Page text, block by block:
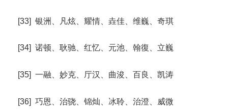
[33] 银洲、凡炫、耀情、垚佳、维巍、奇琪
[34] 诺顿、耿驰、红忆、元池、翰復、立巍
[35] 一融、妙克、厅汉、曲浚、百良、凯涛
[36] 巧恩、治骁、锦灿、冰聆、治澄、威微